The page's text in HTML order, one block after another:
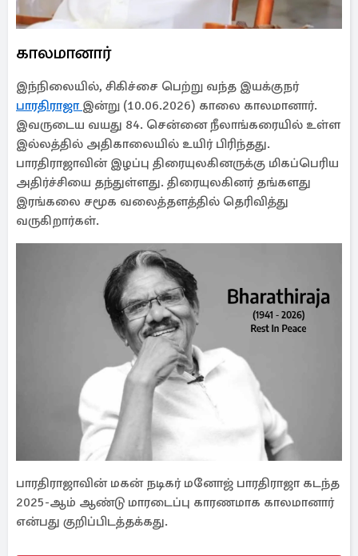
காலமானார்
இந்நிலையில், சிகிச்சை பெற்று வந்த இயக்குநர்
பாரதிராஜா இன்று (10.06.2026) காலை காலமானார்.
இவருடைய வயது 84. சென்னை நீலாங்கரையில் உள்ள
இல்லத்தில் அதிகாலையில் உயிர் பிரிந்தது.
பாரதிராஜாவின் இழப்பு திரையுலகினருக்கு மிகப்பெரிய
அதிர்ச்சியை தந்துள்ளது. திரையுலகினர் தங்களது
இரங்கலை சமூக வலைத்தளத்தில் தெரிவித்து
வருகிறார்கள்.
பாரதிராஜாவின் மகன் நடிகர் மனோஜ் பாரதிராஜா கடந்த
2025-ஆம் ஆண்டு மாரடைப்பு காரணமாக காலமானார்
என்பது குறிப்பிடத்தக்கது.